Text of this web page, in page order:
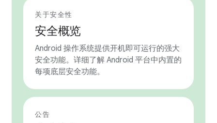
关于安全性
安全概览
Android 操作系统提供开机即可运行的强大
安全功能。详细了解 Android 平台中内置的
每项底层安全功能。
公告